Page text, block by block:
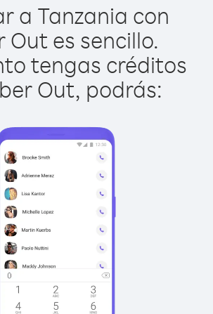
a Tanzania con
Out es sencillo.
tengas créditos
Out, podrás: